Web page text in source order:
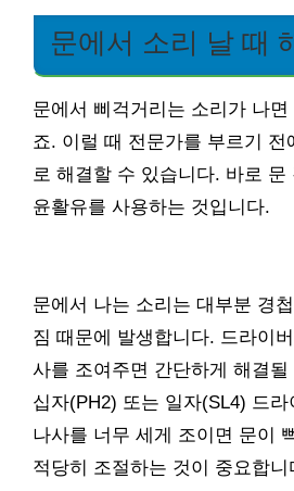
문에서 소리 날 때
문에서 삐걱거리는 소리가 나
죠. 이럴 때 전문가를 부르기 전
로 해결할 수 있습니다. 바로 문
윤활유를 사용하는 것입니다.
문에서 나는 소리는 대부분 경
짐 때문에 발생합니다. 드라이
사를 조여주면 간단하게 해결
십자(PH2) 또는 일자(SL4) 드
나사를 너무 세게 조이면 문이
적당히 조절하는 것이 중요합니